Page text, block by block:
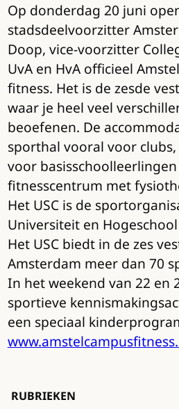
Op donderdag 20 juni
stadsdeelvoorzitter
Doop, vice-voorzitter
UvA en HvA officieel
fitness. Het is de zesde
waar je heel veel
beoefenen. De
sporthal vooral voor
voor
fitnesscentrum met
Het USC is de
Universiteit en
Het USC biedt in de zes
Amsterdam meer dan 70
In het weekend van 22 en
sportieve
een speciaal
RUBRIEKEN